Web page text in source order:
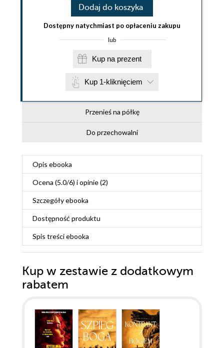
Dodaj do koszyka
Dostępny natychmiast po opłaceniu zakupu
lub
Kup na prezent
Kup 1-kliknięciem
Przenieś na półkę
Do przechowalni
Opis ebooka
Ocena (5.0/6) i opinie (2)
Szczegółyebooka
Dostępność produktu
Spis treściebooka
Kup w zestawie z dodatkowym
rabatem